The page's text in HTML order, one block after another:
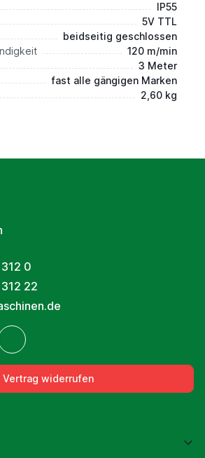
IP55
5V TTL
beidseitig geschlossen
120 m/min
3 Meter
fast alle gängigen Marken
2,60 kg
0
22
Vertrag widerrufen